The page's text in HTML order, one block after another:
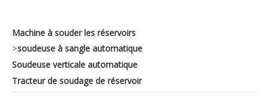
Machine à souder les réservoirs
>soudeuse à sangle automatique
Soudeuse verticale automatique
Tracteur de soudage de réservoir